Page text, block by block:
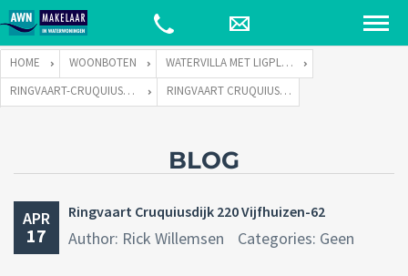
HOME WOONBOTEN
WATERVILLA MET LIGPLAATS
RINGVAART-CRUQUIUSDIJK 220 TE 2141 EW VIJFHUIZEN
RINGVAART CRUQUIUSDIJK 220 VIJFHUIZEN-62
BLOG
APR
17
Ringvaart Cruquiusdijk 220 Vijfhuizen-62
Author: Rick Willemsen Categories: Geen